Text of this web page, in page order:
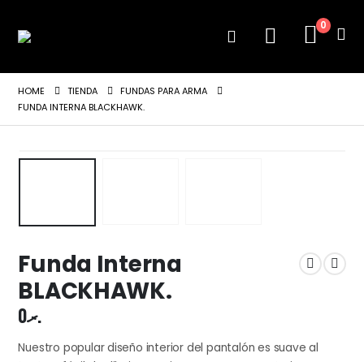
0
HOME TIENDA
FUNDAS PARA ARMA
FUNDA INTERNA BLACKHAWK.
Funda Interna
BLACKHAWK.
.ރ0
Nuestro popular diseño interior del pantalón es suave al